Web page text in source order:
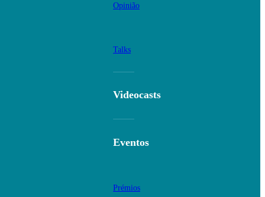
Opinião
Talks
Videocasts
Eventos
Prémios